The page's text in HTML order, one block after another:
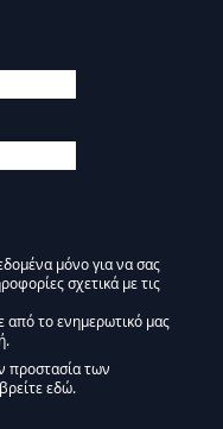
μόνο για να σας
σχετικά με τις
δελτίο
από το ενημερωτικό μας
προστασία των
εδώ.